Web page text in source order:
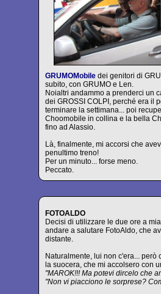
GRUMOMobile dei genitori di
subito, con GRUMO e Len.
Noialtri andammo a prenderci un
dei GROSSI COLPI, perché era il
terminare la settimana... poi
Choomobile in collina e la bella
fino ad Alassio.
Là, finalmente, mi accorsi che
penultimo treno!
Per un minuto... forse meno.
Peccato.
FOTOALDO
Decisi di utilizzare le due ore a
andare a salutare FotoAldo, che
distante.
Naturalmente, lui non c'era... però
la suocera, che mi accolsero con
"MAROK!!! Ma potevi dircelo che
"Non vi piacciono le sorprese?